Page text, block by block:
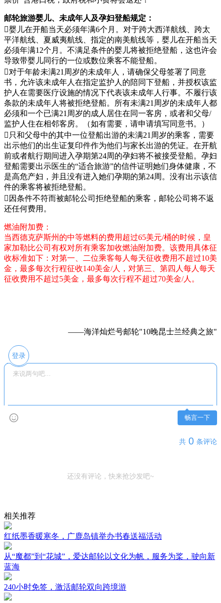
邮轮旅游婴儿、未成年人及孕妇登船规定：
婴儿在开船当天必须年满6个月。对于跨大西洋航线、跨太
平洋航线、夏威夷航线、指定的南美航线等，婴儿在开船当天
必须年满12个月。不满足条件的婴儿将被拒绝登船，这也许会
导致带婴儿同行的一位或数位乘客不能登船。
对于年龄未满21周岁的未成年人，请确保父母签署了同意
书，允许该未成年人在指定监护人的陪同下登船，并授权该监
护人在需要医疗设施的情况下代表该未成年人行事。不履行该
条款的未成年人将被拒绝登船。所有未满21周岁的未成年人都
必须和一个已满21周岁的成人居住在同一客房，或者和父母/
监护人住在相邻客房。（如有需要，请申请填写同意书。）
只和父母中的其中一位登船出游的未满21周岁的乘客，需要
出示他们的出生证复印件作为他们与家长出游的凭证。在开航
前或者航行期间进入孕期第24周的孕妇将不被接受登船。孕妇
登船需要出示医生的“适合旅游”的信件证明她们身体健康，不
是高危产妇，并且没有进入她们孕期的第24周。没有出示该信
件的乘客将被拒绝登船。
因条件不符而被邮轮公司拒绝登船的乘客，邮轮公司将不返
还任何费用。
燃油附加费：
当西德克萨斯州的中等燃料的费用超过65美元/桶的时候，皇
家加勒比公司有权对所有乘客加收燃油附加费。该费用具体征
收标准如下：对第一、二位乘客每人每天征收费用不超过10美
金，最多每次行程征收140美金/人，对第三、第四人每人每天
征收费用不超过5美金，最多每次行程不超过70美金/人。
——海洋灿烂号邮轮"10晚昆士兰经典之旅"
登录
畅言一下
共 0 条评论
还没有评论，快来抢沙发吧~
相关推荐
红纸墨香暖寒冬，广鹿岛镇举办书春送福活动
从“魔都”到“花城”，爱达邮轮以文化为帆，服务为桨，驶向新
蓝海
240小时免签，激活邮轮双向跨境游